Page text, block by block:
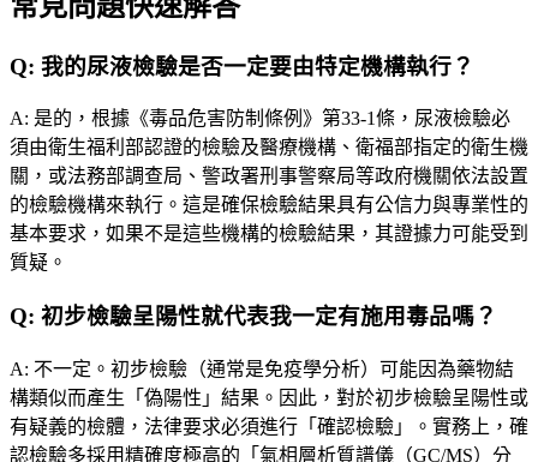
Q: 我的尿液檢驗是否一定要由特定機構執行？
A: 是的，根據《毒品危害防制條例》第33-1條，尿液檢驗必
須由衛生福利部認證的檢驗及醫療機構、衛福部指定的衛生機
關，或法務部調查局、警政署刑事警察局等政府機關依法設置
的檢驗機構來執行。這是確保檢驗結果具有公信力與專業性的
基本要求，如果不是這些機構的檢驗結果，其證據力可能受到
質疑。
Q: 初步檢驗呈陽性就代表我一定有施用毒品嗎？
A: 不一定。初步檢驗（通常是免疫學分析）可能因為藥物結
構類似而產生「偽陽性」結果。因此，對於初步檢驗呈陽性或
有疑義的檢體，法律要求必須進行「確認檢驗」。實務上，確
認檢驗多採用精確度極高的「氣相層析質譜儀（GC/MS）分